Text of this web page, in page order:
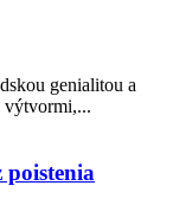
genialitou a
výtvormi,...
poistenia